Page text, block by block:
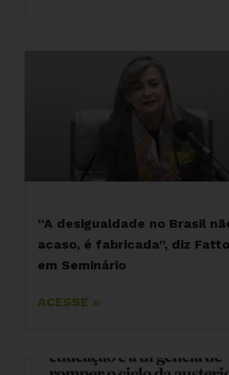
“A desigualdade no Brasil
acaso, é fabricada”, diz
em Seminário
ACESSE »